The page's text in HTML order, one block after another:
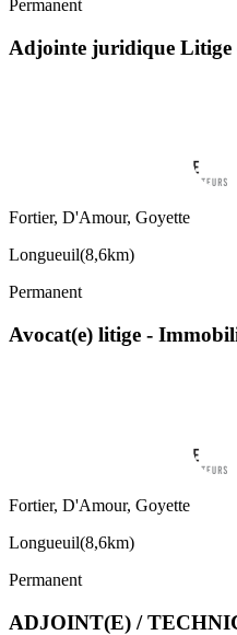
Permanent
Adjointe juridique Litige
Fortier, D'Amour, Goyette
Longueuil(8,6km)
Permanent
Avocat(e) litige -
Fortier, D'Amour, Goyette
Longueuil(8,6km)
Permanent
ADJOINT(E) /